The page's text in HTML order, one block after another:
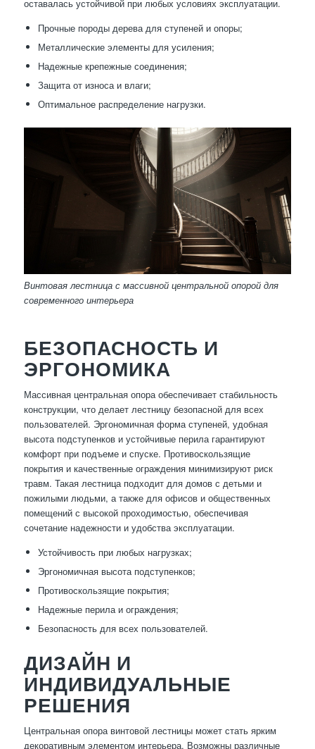
оставалась устойчивой при любых условиях эксплуатации.
Прочные породы дерева для ступеней и опоры;
Металлические элементы для усиления;
Надежные крепежные соединения;
Защита от износа и влаги;
Оптимальное распределение нагрузки.
Винтовая лестница с массивной центральной опорой для
современного интерьера
БЕЗОПАСНОСТЬ И
ЭРГОНОМИКА
Массивная центральная опора обеспечивает стабильность
конструкции, что делает лестницу безопасной для всех
пользователей. Эргономичная форма ступеней, удобная
высота подступенков и устойчивые перила гарантируют
комфорт при подъеме и спуске. Противоскользящие
покрытия и качественные ограждения минимизируют риск
травм. Такая лестница подходит для домов с детьми и
пожилыми людьми, а также для офисов и общественных
помещений с высокой проходимостью, обеспечивая
сочетание надежности и удобства эксплуатации.
Устойчивость при любых нагрузках;
Эргономичная высота подступенков;
Противоскользящие покрытия;
Надежные перила и ограждения;
Безопасность для всех пользователей.
ДИЗАЙН И
ИНДИВИДУАЛЬНЫЕ
РЕШЕНИЯ
Центральная опора винтовой лестницы может стать ярким
декоративным элементом интерьера. Возможны различные